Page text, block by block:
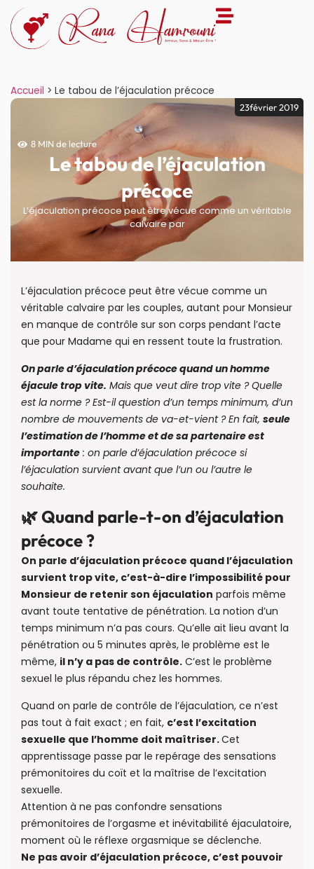
Accueil > Le tabou de l’éjaculation précoce
23février 2019
8 MIN de lecture
Le tabou de l’éjaculation
précoce
L’éjaculation précoce peut être vécue comme un véritable
calvaire par
L’éjaculation précoce peut être vécue comme un
véritable calvaire par les couples, autant pour Monsieur
en manque de contrôle sur son corps pendant l’acte
que pour Madame qui en ressent toute la frustration.
On parle d’éjaculation précoce quand un homme
éjacule trop vite. Mais que veut dire trop vite ? Quelle
est la norme ? Est-il question d’un temps minimum, d’un
nombre de mouvements de va-et-vient ? En fait, seule
l’estimation de l’homme et de sa partenaire est
importante : on parle d’éjaculation précoce si
l’éjaculation survient avant que l’un ou l’autre le
souhaite.
🌿 Quand parle-t-on d’éjaculation
précoce ?
On parle d’éjaculation précoce quand l’éjaculation
survient trop vite, c’est-à-dire l’impossibilité pour
Monsieur de retenir son éjaculation parfois même
avant toute tentative de pénétration. La notion d’un
temps minimum n’a pas cours. Qu’elle ait lieu avant la
pénétration ou 5 minutes après, le problème est le
même, il n’y a pas de contrôle. C’est le problème
sexuel le plus répandu chez les hommes.
Quand on parle de contrôle de l’éjaculation, ce n’est
pas tout à fait exact ; en fait, c’est l’excitation
sexuelle que l’homme doit maîtriser.Cet
apprentissage passe par le repérage des sensations
prémonitoires du coït et la maîtrise de l’excitation
sexuelle.
Attention à ne pas confondre sensations
prémonitoires de l’orgasme et inévitabilité éjaculatoire,
moment où le réflexe orgasmique se déclenche.
Ne pas avoir d’éjaculation précoce, c’est pouvoir